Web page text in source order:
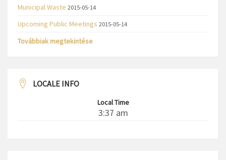
Municipal Waste 2015-05-14
Upcoming Public Meetings 2015-05-14
Továbbiak megtekintése
LOCALE INFO
Local Time
3:37 am